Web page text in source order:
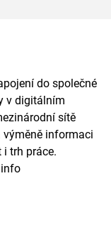
do společné
v digitálním
sítě
výměně informaci
trh práce.
info